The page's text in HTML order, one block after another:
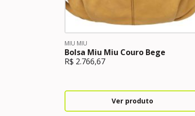
MIU MIU
Bolsa Miu Miu Couro Bege
R$ 2.766,67
Ver produto